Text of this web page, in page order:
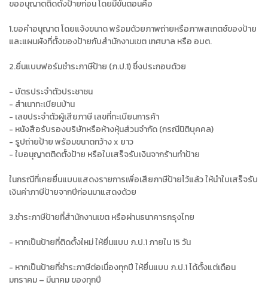
ขออนุญาตติดตั้งป้ายก่อน โดยมีขั้นตอนคือ
1.ขอคำอนุญาต โดยแจ้งขนาด พร้อมด้วยภาพถ่ายหรือภาพสเกตช์ของป้าย
และแผนผังที่ตั้งของป้ายกับสำนักงานเขต เทศบาล หรือ อบต.
2.ยื่นแบบฟอร์มชำระภาษีป้าย (ภ.ป.1) ซึ่งประกอบด้วย
- บัตรประจำตัวประชาชน
- สำเนาทะเบียนบ้าน
- เลขประจำตัวผู้เสียภาษี เลขที่ทะเบียนการค้า
- หนังสือรับรองบริษัทหรือห้างหุ้นส่วนจำกัด (กรณีนิติบุคคล)
- รูปถ่ายป้าย พร้อมขนาดกว้าง x ยาว
- ใบอนุญาตติดตั้งป้าย หรือใบเสร็จรับเงินจากร้านทำป้าย
ในกรณีที่เคยยื่นแบบแสดงรายการเพื่อเสียภาษีป้ายไว้แล้ว ให้นำใบเสร็จรับ
เงินค่าภาษีป้ายจากปีก่อนมาแสดงด้วย
3.ชำระภาษีป้ายที่สำนักงานเขต หรือผ่านธนาคารกรุงไทย
- หากเป็นป้ายที่ติดตั้งใหม่ ให้ยื่นแบบ ภ.ป.1 ภายใน 15 วัน
- หากเป็นป้ายที่ชำระภาษีต่อเนื่องทุกปี ให้ยื่นแบบ ภ.ป.1 ได้ตั้งแต่เดือน
มกราคม – มีนาคม ของทุกปี